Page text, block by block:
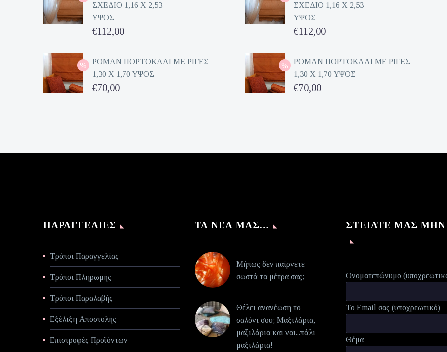
€162,00.
τιμή
είναι:
€81,00.
ΣΧΕΔΙΟ 1,16 Χ 2,53
ΥΨΟΣ
Original
was:
€224,00.
€112,00
τρέχουσα
τιμή
είναι:
ΡΟΜΑΝ ΠΟΡΤΟΚΑΛΙ ΜΕ ΡΙΓΕΣ
1,30 Χ 1,70 ΥΨΟΣ
Original
€70,00
€162,00.
τιμή
είναι:
€81,00.
ΣΧΕΔΙΟ 1,16 Χ 2,53
ΥΨΟΣ
Original
was:
€224,00.
€112,00
τρέχουσα
τιμή
είναι:
ΡΟΜΑΝ ΠΟΡΤΟΚΑΛΙ ΜΕ ΡΙΓΕΣ
1,30 Χ 1,70 ΥΨΟΣ
Original
€70,00
ΠΑΡΑΓΓΕΛΊΕΣ
Τρόποι Παραγγελίας
Τρόποι Πληρωμής
Τρόποι Παραλαβής
Εξέλιξη Αποστολής
Επιστροφές Προϊόντων
ΤΑ ΝΈΑ ΜΑΣ…
Μήπως δεν παίρνετε
σωστά τα μέτρα σας;
Θέλει ανανέωση το
σαλόνι σου; Μαξιλάρια,
μαξιλάρια και ναι...πάλι
μαξιλάρια!
ΣΤΕΊΛΤΕ ΜΑΣ
Ονοματεπώνυμο
Το Email σας (υποχρεωτικό)
Θέμα